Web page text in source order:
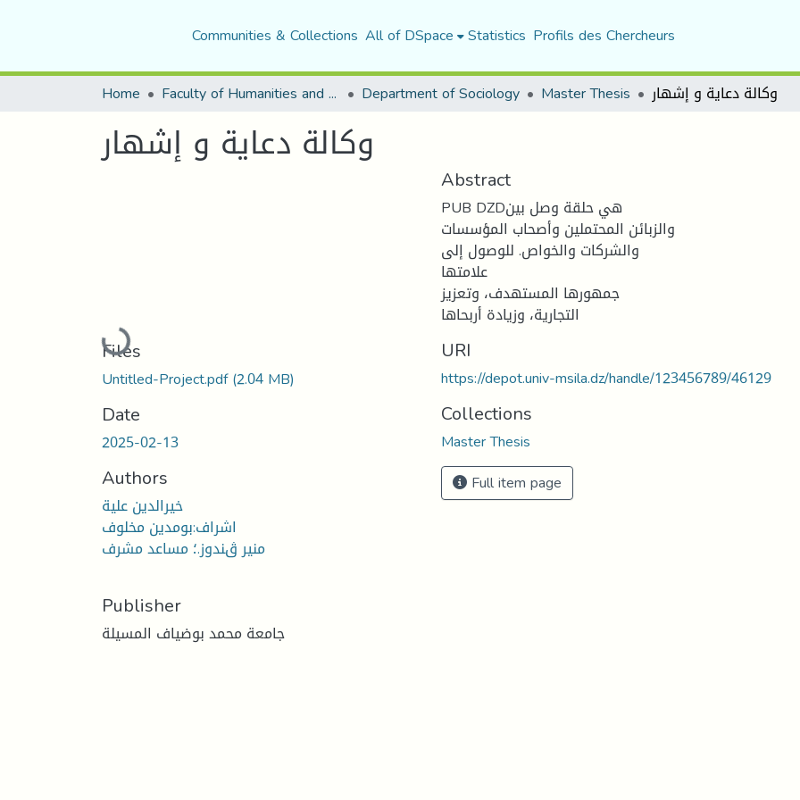
Communities & Collections All of DSpace Statistics Profils des Chercheurs
Home Faculty of Humanities and Social Sciences Department of Sociology Master Thesis وكالة دعایة و إشهار
وكالة دعایة و إشهار
Loading...
Files
Untitled-Project.pdf(2.04 MB)
Date
2025-02-13
Authors
خيرالدين علية
اشراف:بومدين مخلوف
منير ڨندوز.؛ مساعد مشرف
Publisher
جامعة محمد بوضياف المسيلة
Abstract
PUB DZDهي حلقة وصل بین
والزبائن المحتملین وأصحاب المؤسسات
والشركات والخواص. للوصول إلى
علامتها
جمهورها المستهدف، وتعزیز
التجاریة، وزیادة أربحاها
URI
https://depot.univ-msila.dz/handle/123456789/46129
Collections
Master Thesis
Full item page